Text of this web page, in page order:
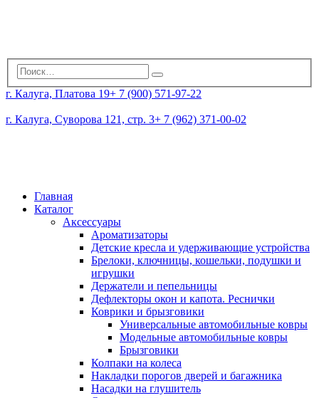
г. Калуга, Платова 19+ 7 (900) 571-97-22
г. Калуга, Суворова 121, стр. 3+ 7 (962) 371-00-02
Главная
Каталог
Аксессуары
Ароматизаторы
Детские кресла и удерживающие устройства
Брелоки, ключницы, кошельки, подушки и
игрушки
Держатели и пепельницы
Дефлекторы окон и капота. Реснички
Коврики и брызговики
Универсальные автомобильные ковры
Модельные автомобильные ковры
Брызговики
Колпаки на колеса
Накладки порогов дверей и багажника
Насадки на глушитель